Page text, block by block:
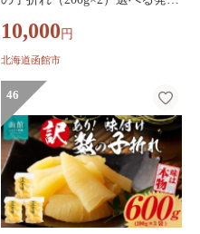
歯ごたえ 抜群 おつまみ トッピ
ング 数の子 魚卵 ごはんのお供
品 冷凍 グルメ お取り寄せ お取
り寄せグルメ 北海道 函館市 送
料無料_HD109-021-09
10,000 円
北海道函館市
46